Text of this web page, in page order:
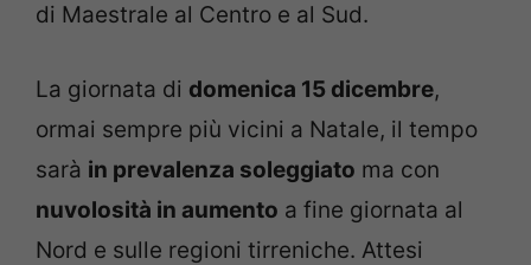
di Maestrale al Centro e al Sud.
La giornata di domenica 15 dicembre,
ormai sempre più vicini a Natale, il tempo
sarà in prevalenza soleggiato ma con
nuvolosità in aumento a fine giornata al
Nord e sulle regioni tirreniche. Attesi